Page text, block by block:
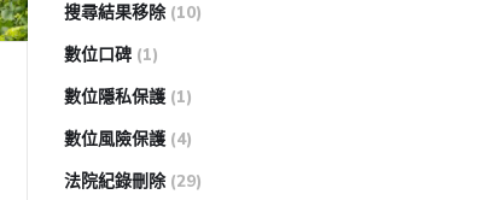
搜尋結果移除 (10)
數位口碑 (1)
數位隱私保護 (1)
數位風險保護 (4)
法院紀錄刪除 (29)